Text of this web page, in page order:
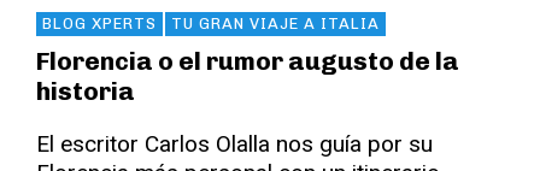
BLOG XPERTS TU GRAN VIAJE A ITALIA
Florencia o el rumor augusto de la
historia
El escritor Carlos Olalla nos guía por su